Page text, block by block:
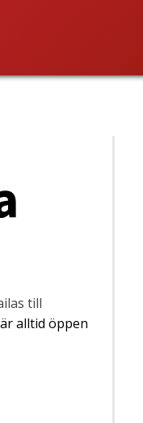
till
alltid öppen